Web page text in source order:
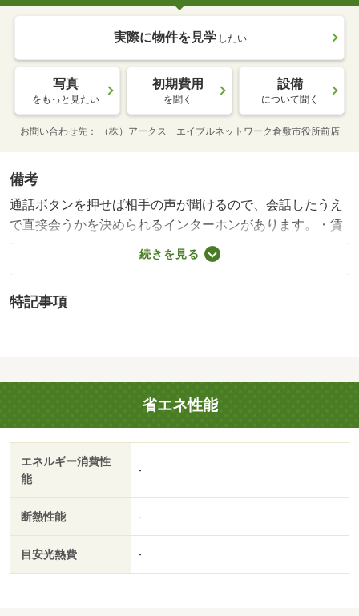
実際に物件を見学 したい
写真
をもっと見たい
初期費用
を聞く
設備
について聞く
お問い合わせ先 （株）アークス エイブルネットワーク倉敷市役所前店
備考
通話ボタンを押せば相手の声が聞けるので、会話したうえ
で直接会うかを決められるインターホンがあります。・賃
貸保証等：加入要（ハウスリーブ ハウスリーブ株式会
社 契約時保証委託料：２．２万／月額保証委託料：賃料
２．５％）・維持費等：町内会費５００円／月・管理形態
浴室乾燥機などが揃っており、とても充実しています。/ク
リーニング費用 70000円/鍵セット費 3300円
続きを見る
特記事項
省エネ性能
エネルギー消費性
能
-
断熱性能 -
目安光熱費 -